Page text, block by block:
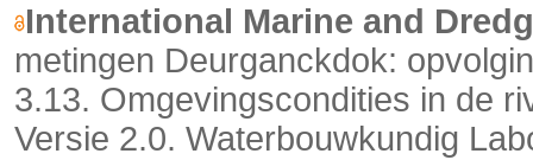
International Marine and
metingen Deurganckdok:
3.13. Omgevingscondities in de
Versie 2.0. Waterbouwkundig